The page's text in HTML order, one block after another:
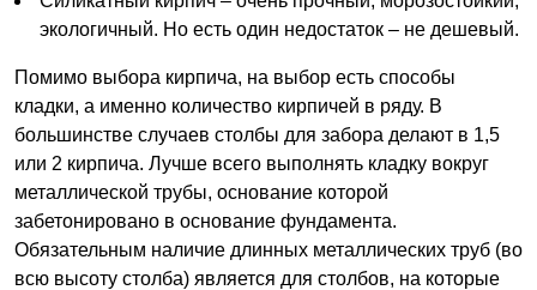
экологичный. Но есть один недостаток – не дешевый.
Помимо выбора кирпича, на выбор есть способы
кладки, а именно количество кирпичей в ряду. В
большинстве случаев столбы для забора делают в 1,5
или 2 кирпича. Лучше всего выполнять кладку вокруг
металлической трубы, основание которой
забетонировано в основание фундамента.
Обязательным наличие длинных металлических труб (во
всю высоту столба) является для столбов, на которые